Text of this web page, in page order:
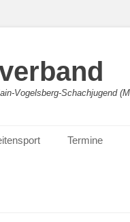
Vogelsberg-Schachjugend
Termine